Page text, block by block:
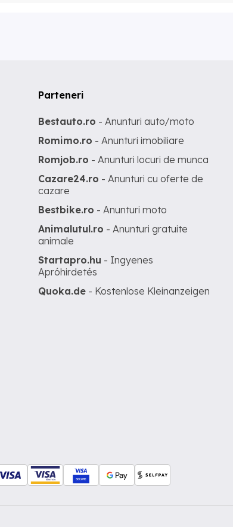
Parteneri
Bestauto.ro - Anunturi auto/moto
Romimo.ro - Anunturi imobiliare
Romjob.ro - Anunturi locuri de munca
Cazare24.ro - Anunturi cu oferte de
cazare
Bestbike.ro - Anunturi moto
Animalutul.ro - Anunturi gratuite
animale
Startapro.hu - Ingyenes
Apróhirdetés
Quoka.de - Kostenlose Kleinanzeigen